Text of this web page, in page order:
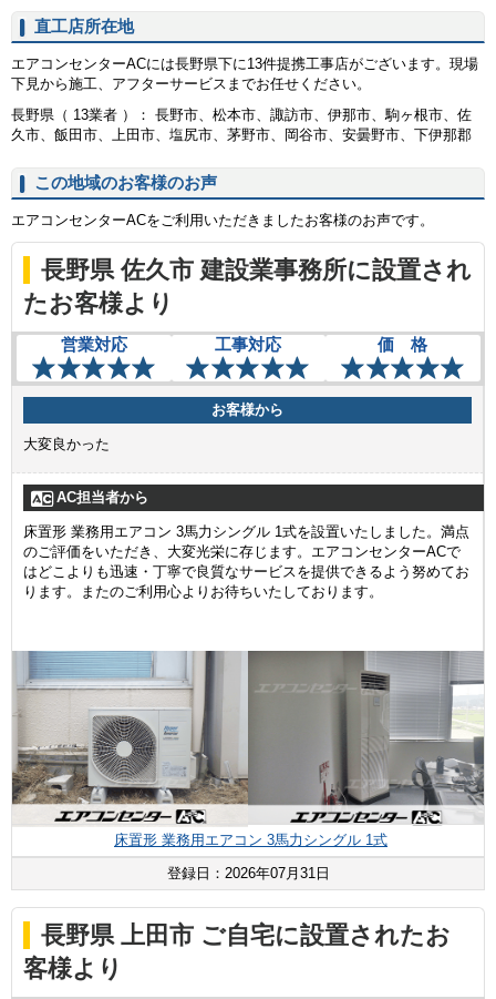
直工店所在地
エアコンセンターACには長野県下に13件提携工事店がございます。現場
下見から施工、アフターサービスまでお任せください。
長野県（ 13業者 ）： 長野市、松本市、諏訪市、伊那市、駒ヶ根市、佐
久市、飯田市、上田市、塩尻市、茅野市、岡谷市、安曇野市、下伊那郡
この地域のお客様のお声
エアコンセンターACをご利用いただきましたお客様のお声です。
長野県 佐久市 建設業事務所に設置され
たお客様より
営業対応 工事対応 価 格
お客様から
大変良かった
AC担当者から
床置形 業務用エアコン 3馬力シングル 1式を設置いたしました。満点
のご評価をいただき、大変光栄に存じます。エアコンセンターACで
はどこよりも迅速・丁寧で良質なサービスを提供できるよう努めてお
ります。またのご利用心よりお待ちいたしております。
床置形 業務用エアコン 3馬力シングル 1式
登録日：2026年07月31日
長野県 上田市 ご自宅に設置されたお
客様より